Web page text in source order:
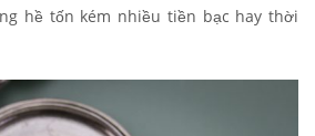
hề tốn kém nhiều tiền bạc hay thời